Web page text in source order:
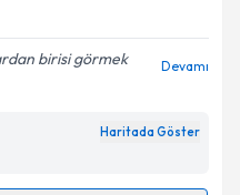
ilişkin
Aydınlatma
verilerimin belirtilen
ediyorum.
birisi görmek
Devamı
Haritada Göster